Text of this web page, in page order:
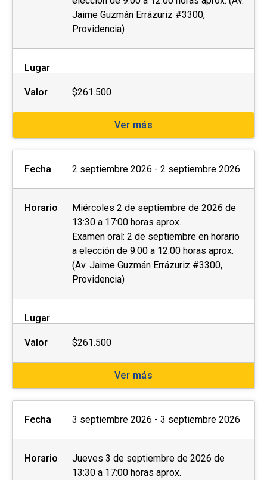
Jaime Guzmán Errázuriz #3300,
Providencia)
Lugar
Valor $261.500
Ver más
Fecha 2 septiembre 2026 - 2 septiembre 2026
Horario
Miércoles 2 de septiembre de 2026 de
13:30 a 17:00 horas aprox.
Examen oral: 2 de septiembre en horario
a elección de 9:00 a 12:00 horas aprox.
(Av. Jaime Guzmán Errázuriz #3300,
Providencia)
Lugar
Valor $261.500
Ver más
Fecha 3 septiembre 2026 - 3 septiembre 2026
Horario
Jueves 3 de septiembre de 2026 de
13:30 a 17:00 horas aprox.